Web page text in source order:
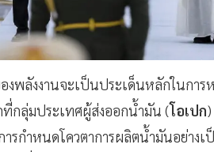
งพลังงานจะเป็นประเด็นหลักในกา
ที่กลุ่มประเทศผู้ส่งออกน้ำมัน (โอเปก
ารกำหนดโควตาการผลิตน้ำมันอย่าง